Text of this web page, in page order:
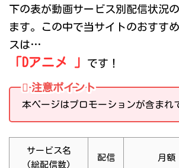
下の表が動画サービス別配信状況
ます。この中で当サイトのおすす
スは…
「Dアニメ 」 です！
注意ポイント
本ページはプロモーションが含まれ
サービス名
(総配信数)
配信 月額